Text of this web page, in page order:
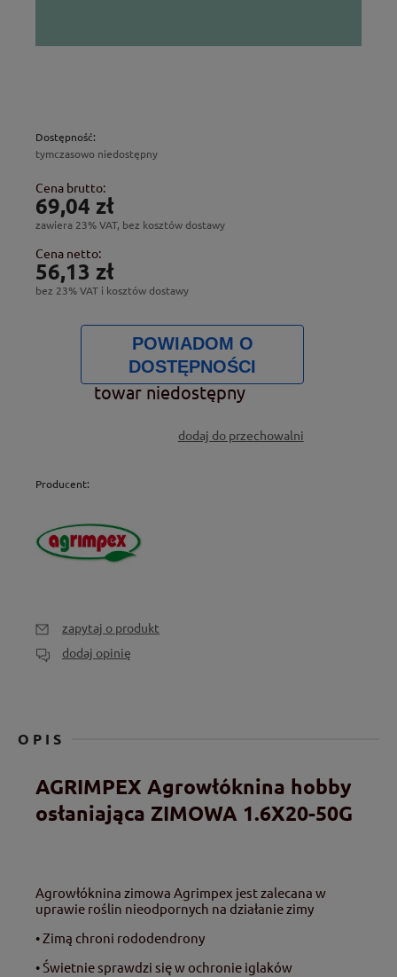
Dostępność:
tymczasowo niedostępny
Cena brutto:
69,04 zł
zawiera 23% VAT, bez kosztów dostawy
Cena netto:
56,13 zł
bez 23% VAT i kosztów dostawy
POWIADOM O
DOSTĘPNOŚCI
towar niedostępny
dodaj do przechowalni
Producent:
zapytaj o produkt
dodaj opinię
OPIS
AGRIMPEX Agrowłóknina hobby
osłaniająca ZIMOWA 1.6X20-50G
Agrowłóknina zimowa Agrimpex jest zalecana w
uprawie roślin nieodpornych na działanie zimy
• Zimą chroni rododendrony
• Świetnie sprawdzi się w ochronie iglaków